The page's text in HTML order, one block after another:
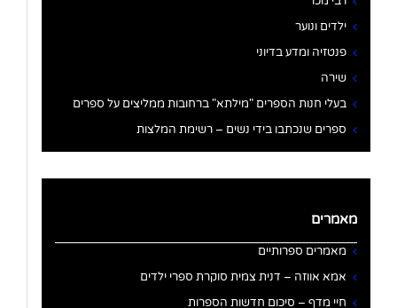
ילדים ונוער
פנטזיה ומדע בדיוני
שירה
בעלי חנות הספרים "מילתא" ברחובות ממליצים על ספרים
ספרים שנכתבו בידי נשים – רשימת המלצות
מאמרים
מאמרים ספרותיים
אמא אווזה – דנית צמית סוקרת ספרי ילדים
חיי מדף – סיכום חדשות הספרות